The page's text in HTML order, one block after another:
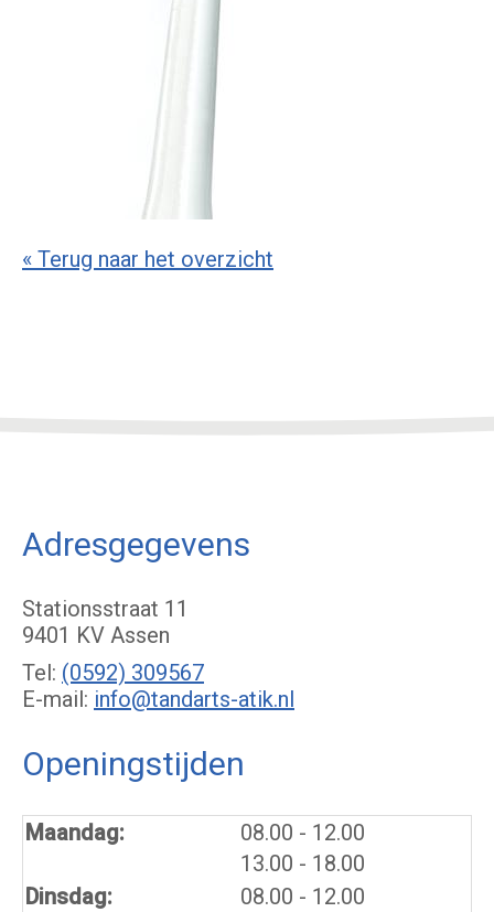
« Terug naar het overzicht
Adresgegevens
Stationsstraat 11
9401 KV Assen
Tel: (0592) 309567
E-mail: info@tandarts-atik.nl
Openingstijden
Maandag: 08.00 tot
- 12.00
13.00 tot
- 18.00
Dinsdag:
08.00 tot
- 12.00